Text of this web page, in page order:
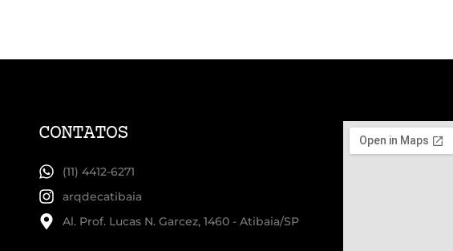
CONTATOS
(11) 4412-6271
arqdecatibaia
Al. Prof. Lucas N. Garcez, 1460 - Atibaia/SP